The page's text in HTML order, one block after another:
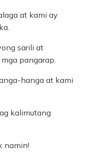
at kami ay
sarili at
pangarap.
hanga at kami
kalimutang
namin!